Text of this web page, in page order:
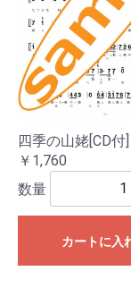
四季の山姥[CD付]
￥1,760
数量
カートに入